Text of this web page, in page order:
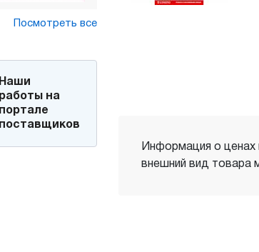
Посмотреть все
Наши
работы на
портале
поставщиков
Информация о ценах
внешний вид товара